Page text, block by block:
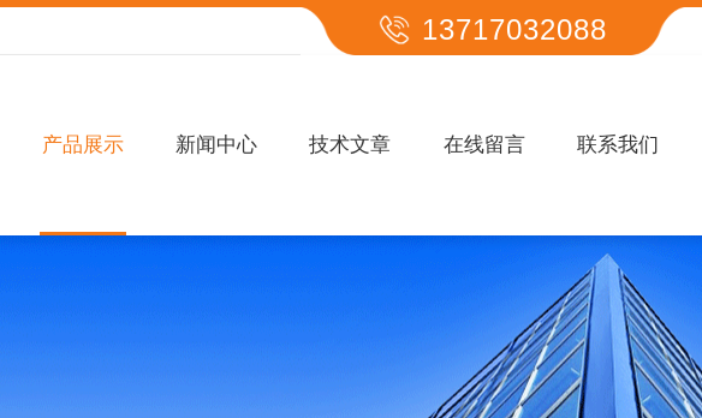
13717032088
产品展示 新闻中心 技术文章 在线留言 联系我们